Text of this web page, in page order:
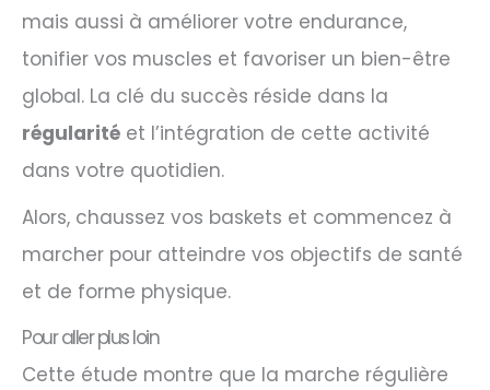
mais aussi à améliorer votre endurance,
tonifier vos muscles et favoriser un bien-être
global. La clé du succès réside dans la
régularité et l’intégration de cette activité
dans votre quotidien.
Alors, chaussez vos baskets et commencez à
marcher pour atteindre vos objectifs de santé
et de forme physique.
Pour aller plus loin
Cette étude montre que la marche régulière